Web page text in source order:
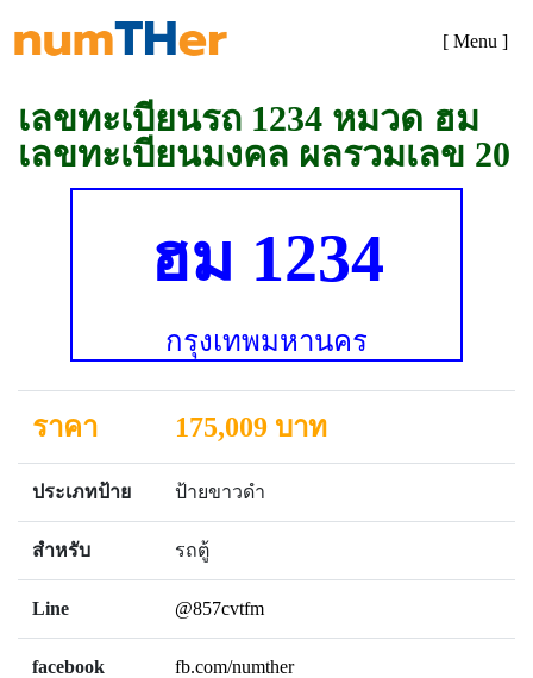
[ Menu ]
เลขทะเบียนรถ 1234 หมวด ฮม
เลขทะเบียนมงคล ผลรวมเลข 20
ฮม 1234
กรุงเทพมหานคร
ราคา 175,009 บาท
ประเภทป้าย ป้ายขาวดำ
สำหรับ รถตู้
Line @857cvtfm
facebook fb.com/numther